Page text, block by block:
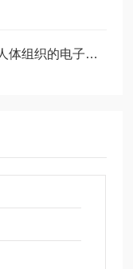
CIRS 062M电子密度模体用于模拟人体组织的电子密度